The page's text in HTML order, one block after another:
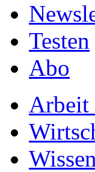
Testen
Abo
Arbeit